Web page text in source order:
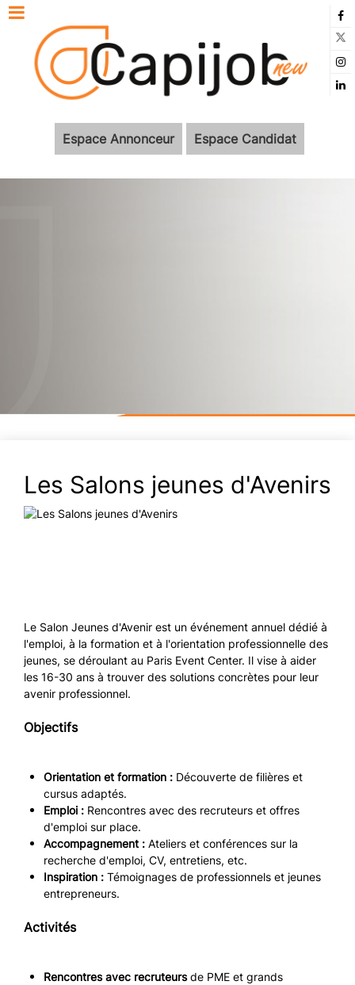
Espace Annonceur Espace Candidat
Les Salons jeunes d'Avenirs
Le Salon Jeunes d'Avenir est un événement annuel dédié à
l'emploi, à la formation et à l'orientation professionnelle des
jeunes, se déroulant au Paris Event Center. Il vise à aider
les 16-30 ans à trouver des solutions concrètes pour leur
avenir professionnel.
Objectifs
Orientation et formation : Découverte de filières et
cursus adaptés.
Emploi : Rencontres avec des recruteurs et offres
d'emploi sur place.
Accompagnement : Ateliers et conférences sur la
recherche d'emploi, CV, entretiens, etc.
Inspiration : Témoignages de professionnels et jeunes
entrepreneurs.
Activités
Rencontres avec recruteursde PME et grands